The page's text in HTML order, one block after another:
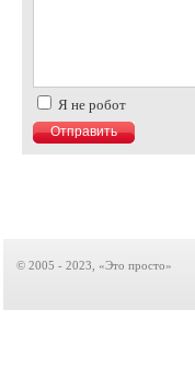
Я не робот
© 2005 - 2023, «Это просто»